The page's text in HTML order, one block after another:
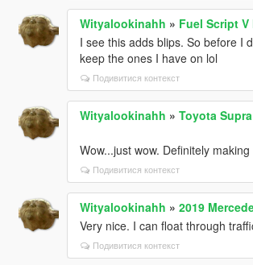
Wityalookinahh » Fuel Script V
I see this adds blips. So before I
keep the ones I have on lol
Подивитися контекст
Wityalookinahh » Toyota
Wow...just wow. Definitely
Подивитися контекст
Wityalookinahh » 2019
Very nice. I can float through
Подивитися контекст